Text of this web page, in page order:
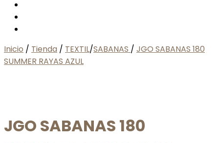
Inicio / Tienda / TEXTIL/SABANAS / JGO SABANAS 180
SUMMER RAYAS AZUL
JGO SABANAS 180